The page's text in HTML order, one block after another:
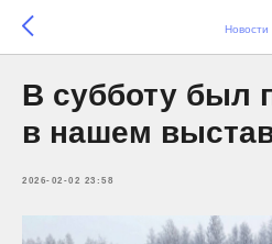
Новости
В субботу был
в нашем
2026-02-02 23:58